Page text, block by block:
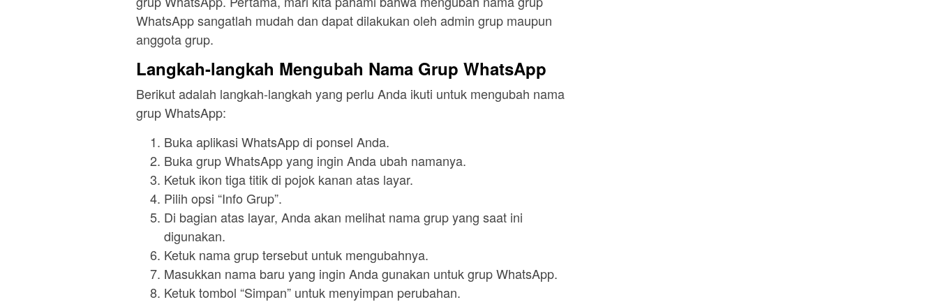
WhatsApp sangatlah mudah dan dapat dilakukan oleh admin grup maupun
anggota grup.
Langkah-langkah Mengubah Nama Grup WhatsApp
Berikut adalah langkah-langkah yang perlu Anda ikuti untuk mengubah nama
grup WhatsApp:
Buka aplikasi WhatsApp di ponsel Anda.
Buka grup WhatsApp yang ingin Anda ubah namanya.
Ketuk ikon tiga titik di pojok kanan atas layar.
Pilih opsi “Info Grup”.
Di bagian atas layar, Anda akan melihat nama grup yang saat ini
digunakan.
Ketuk nama grup tersebut untuk mengubahnya.
Masukkan nama baru yang ingin Anda gunakan untuk grup WhatsApp.
Ketuk tombol “Simpan” untuk menyimpan perubahan.